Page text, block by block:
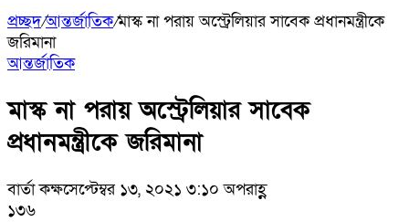
প্রচ্ছদ/আন্তর্জাতিক/মাস্ক না পরায় অস্ট্রেলিয়ার সাবেক প্রধানমন্ত্রীকে
জরিমানা
আন্তর্জাতিক
মাস্ক না পরায় অস্ট্রেলিয়ার সাবেক
প্রধানমন্ত্রীকে জরিমানা
বার্তা কক্ষসেপ্টেম্বর ১৩, ২০২১ ৩:১০ অপরাহ্ণ
১৩৬